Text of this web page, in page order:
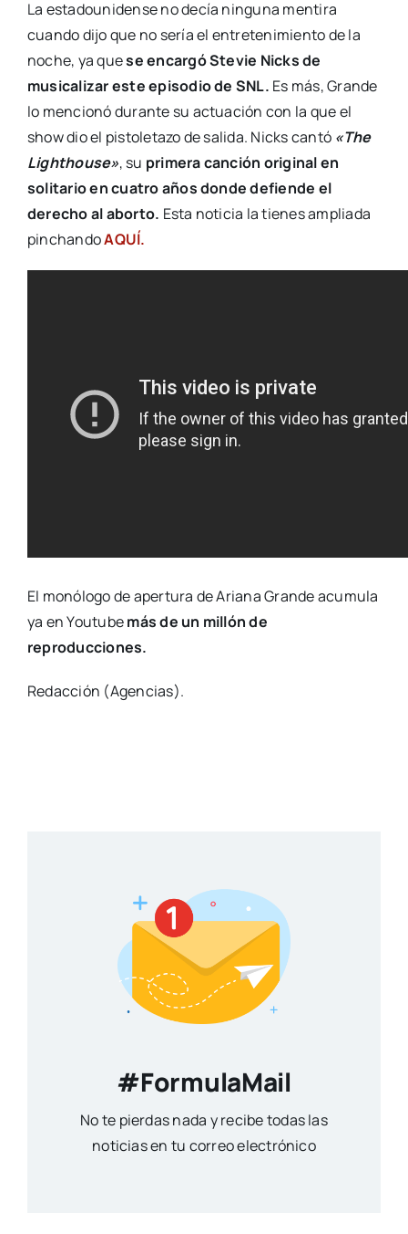
La estadounidense no decía ninguna mentira
cuando dijo que no sería el entretenimiento de la
noche, ya quese encargó Stevie Nicks de
musicalizar este episodio de SNL. Es más, Grande
lo mencionó durante su actuación con la que el
show dio el pistoletazo de salida. Nicks cantó «The
Lighthouse», su primera canción original en
solitario en cuatro años donde defiende el
derecho al aborto. Esta noticia la tienes ampliada
pinchandoAQUÍ.
El monólogo de apertura de Ariana Grande acumula
ya en Youtubemás de un millón de
reproducciones.
Redacción (Agencias).
#FormulaMail
No te pierdas nada y recibe todas las
noticias en tu correo electrónico